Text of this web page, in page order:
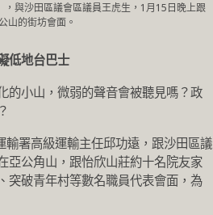
與沙田區議會區議員王虎生，1月15日晚上跟
山的街坊會面。
低地台巴士
的小山，微弱的聲音會被聽見嗎？政
署高級運輸主任邱功遠，跟沙田區議
亞公角山，跟怡欣山莊約十名院友家
突破青年村等數名職員代表會面，為